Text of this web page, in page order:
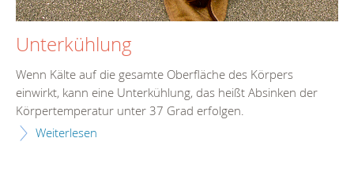
Unterkühlung
Wenn Kälte auf die gesamte Oberfläche des Körpers
einwirkt, kann eine Unterkühlung, das heißt Absinken der
Körpertemperatur unter 37 Grad erfolgen.
Weiterlesen